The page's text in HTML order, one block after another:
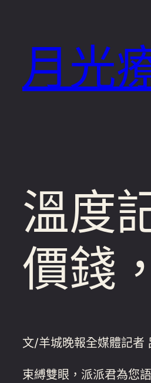
月光
溫度
價錢
文/羊城晚報全媒體記者
束縛雙眼，派派君為您